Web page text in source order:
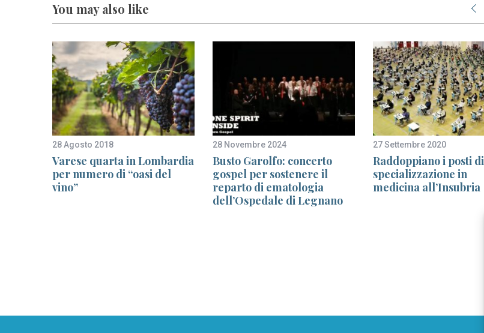
You may also like
28 Agosto 2018
Varese quarta in Lombardia
per numero di “oasi del
vino”
28 Novembre 2024
Busto Garolfo: concerto
gospel per sostenere il
reparto di ematologia
dell’Ospedale di Legnano
27 Settembre 2020
Raddoppiano i posti di
specializzazione in
medicina all’Insubria